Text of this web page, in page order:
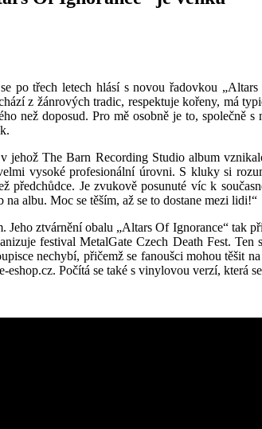
třech letech hlásí s novou řadovkou
z žánrových tradic, respektuje kořeny, má
doposud. Pro mě osobně je to, společně
The Barn Recording Studio album
vysoké profesionální úrovni. S kluky si
Je zvukově posunuté víc k
albu. Moc se těším, až se to dostane mezi lidi!“
ztvárnění obalu „Altars Of Ignorance“ tak
festival MetalGate Czech Death Fest.
nechybí, přičemž se fanoušci mohou těšit
Počítá se také s vinylovou verzí, která